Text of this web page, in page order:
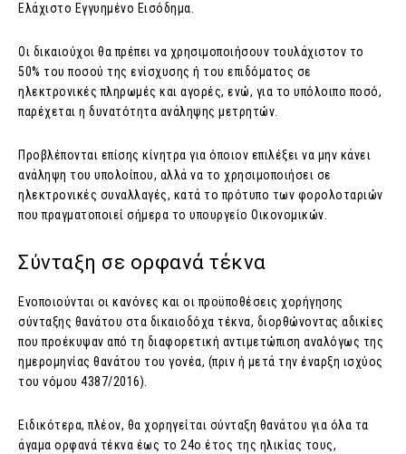
Ελάχιστο Εγγυημένο Εισόδημα.
Οι δικαιούχοι θα πρέπει να χρησιμοποιήσουν τουλάχιστον το
50% του ποσού της ενίσχυσης ή του επιδόματος σε
ηλεκτρονικές πληρωμές και αγορές, ενώ, για το υπόλοιπο ποσό,
παρέχεται η δυνατότητα ανάληψης μετρητών.
Προβλέπονται επίσης κίνητρα για όποιον επιλέξει να μην κάνει
ανάληψη του υπολοίπου, αλλά να το χρησιμοποιήσει σε
ηλεκτρονικές συναλλαγές, κατά το πρότυπο των φορολοταριών
που πραγματοποιεί σήμερα το υπουργείο Οικονομικών.
Σύνταξη σε ορφανά τέκνα
Ενοποιούνται οι κανόνες και οι προϋποθέσεις χορήγησης
σύνταξης θανάτου στα δικαιοδόχα τέκνα, διορθώνοντας αδικίες
που προέκυψαν από τη διαφορετική αντιμετώπιση αναλόγως της
ημερομηνίας θανάτου του γονέα, (πριν ή μετά την έναρξη ισχύος
του νόμου 4387/2016).
Ειδικότερα, πλέον, θα χορηγείται σύνταξη θανάτου για όλα τα
άγαμα ορφανά τέκνα έως το 24ο έτος της ηλικίας τους,